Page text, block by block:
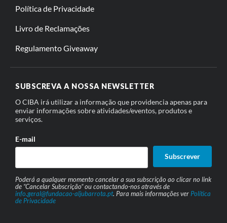
Política de Privacidade
Livro de Reclamações
Regulamento Giveaway
SUBSCREVA A NOSSA NEWSLETTER
O CIBA irá utilizar a informação que providencia apenas para
enviar informações sobre atividades/eventos, produtos e
serviços.
E-mail
Subscrever
Poderá a qualquer momento cancelar a sua subscrição ao clicar no link
de “Cancelar Subscrição” ou contactando-nos através de
info.geral@fundacao-aljubarrota.pt. Para mais informações ver Política
de Privacidade